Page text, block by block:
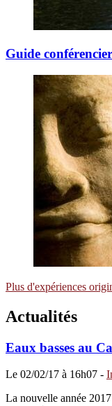
Guide
Plus d'expériences
Actualités
Eaux basses au
Le 02/02/17 à 16h07 -
La nouvelle année